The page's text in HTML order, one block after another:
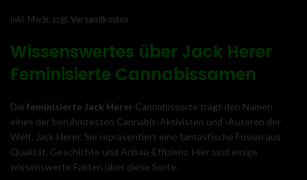
inkl. MwSt. zzgl. Versandkosten
Wissenswertes über Jack Herer
Feminisierte Cannabissamen
Die feminisierte Jack Herer Cannabissorte trägt den Namen
eines der berühmtesten Cannabis-Aktivisten und -Autoren der
Welt, Jack Herer. Sie repräsentiert eine fantastische Fusion aus
Qualität, Geschichte und Anbau-Effizienz. Hier sind einige
wissenswerte Fakten über diese Sorte.